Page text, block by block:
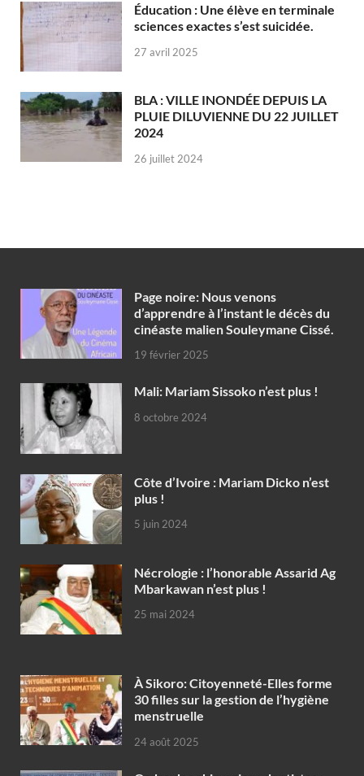
Éducation : Une élève en terminale
sciences exactes s’est suicidée.
27 avril 2025
BLA : VILLE INONDÉE DEPUIS LA
PLUIE DILUVIENNE DU 22 JUILLET
2024
26 juillet 2024
Page noire: Nous venons
d’apprendre à l’instant le décès du
cinéaste malien Souleymane Cissé.
19 février 2025
Mali: Mariam Sissoko n’est plus !
8 octobre 2024
Côte d’Ivoire : Mariam Dicko n’est
plus !
5 juin 2024
Nécrologie : l’honorable Assarid Ag
Mbarkawan n’est plus !
25 mai 2024
À Sikoro: Citoyenneté-Elles forme
30 filles sur la gestion de l’hygiène
menstruelle
24 août 2025